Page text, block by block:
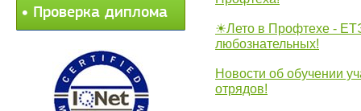
Проверка диплома
☀Лето в Профтехе -
любознательных!
Новости об обучении
отрядов!